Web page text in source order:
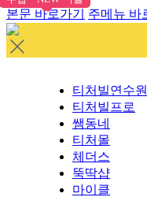
본문 바로가기 주메뉴 바
티처빌연수원
티처빌프로
쌤동네
티처몰
체더스
뚝딱샵
마이클